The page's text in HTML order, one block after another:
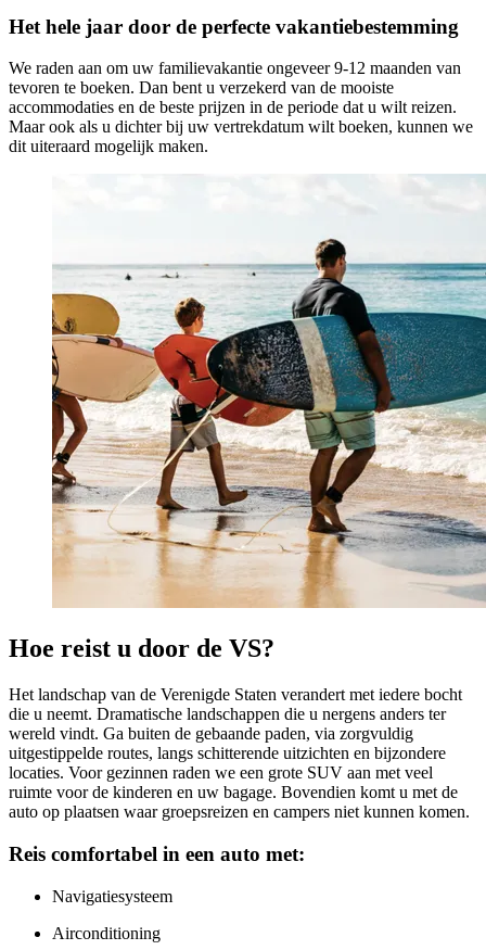
Het hele jaar door de perfecte vakantiebestemming
We raden aan om uw familievakantie ongeveer 9-12 maanden van
tevoren te boeken. Dan bent u verzekerd van de mooiste
accommodaties en de beste prijzen in de periode dat u wilt reizen.
Maar ook als u dichter bij uw vertrekdatum wilt boeken, kunnen we
dit uiteraard mogelijk maken.
Hoe reist u door de VS?
Het landschap van de Verenigde Staten verandert met iedere bocht
die u neemt. Dramatische landschappen die u nergens anders ter
wereld vindt. Ga buiten de gebaande paden, via zorgvuldig
uitgestippelde routes, langs schitterende uitzichten en bijzondere
locaties. Voor gezinnen raden we een grote SUV aan met veel
ruimte voor de kinderen en uw bagage. Bovendien komt u met de
auto op plaatsen waar groepsreizen en campers niet kunnen komen.
Reis comfortabel in een auto met:
Navigatiesysteem
Airconditioning